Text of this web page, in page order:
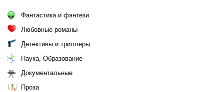
Фантастика и фэнтези
Любовные романы
Детективы и триллеры
Наука, Образование
Документальные
Проза